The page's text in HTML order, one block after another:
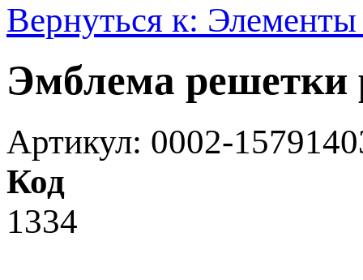
Вернуться к:
Эмблема решетки
Артикул: 0002-
Код
1334